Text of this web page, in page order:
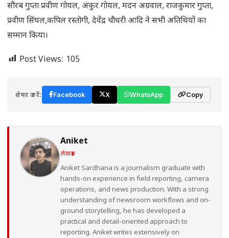
सौरब गुप्ता प्रवीण गोयल, अंकुर गोयल, मदन अग्रवाल, राजकुमार गुप्ता,
प्रवीण सिंघल,कपिल रस्तोगी, देवेंद्र चौधरी आदि ने सभी अतिथियों का
सम्मान किया।
Post Views: 105
शेयर करें: Facebook X WhatsApp Copy
Aniket
लेखक
Aniket Sardhana is a journalism graduate with
hands-on experience in field reporting, camera
operations, and news production. With a strong
understanding of newsroom workflows and on-
ground storytelling, he has developed a
practical and detail-oriented approach to
reporting. Aniket writes extensively on